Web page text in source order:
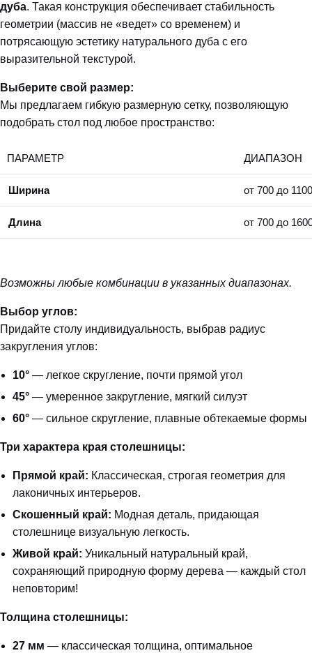
дуба. Такая конструкция обеспечивает стабильность
геометрии (массив не «ведет» со временем) и
потрясающую эстетику натурального дуба с его
выразительной текстурой.
Выберите свой размер:
Мы предлагаем гибкую размерную сетку, позволяющую
подобрать стол под любое пространство:
ПАРАМЕТР ДИАПАЗОН
Ширина от 700 до
Длина от 700 до
Возможны любые комбинации в указанных диапазонах.
Выбор углов:
Придайте столу индивидуальность, выбрав радиус
закругления углов:
10° — легкое скругление, почти прямой угол
45° — умеренное закругление, мягкий силуэт
60° — сильное скругление, плавные обтекаемые формы
Три характера края столешницы:
Прямой край: Классическая, строгая геометрия для
лаконичных интерьеров.
Скошенный край: Модная деталь, придающая
столешнице визуальную легкость.
Живой край: Уникальный натуральный край,
сохраняющий природную форму дерева — каждый стол
неповторим!
Толщина столешницы:
27 мм — классическая толщина, оптимальное